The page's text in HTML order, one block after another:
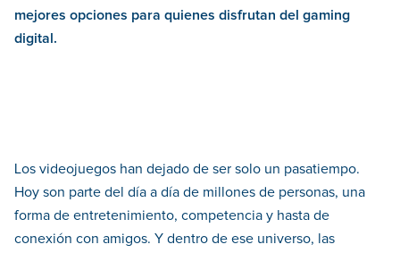
mejores opciones para quienes disfrutan del gaming
digital.
Los videojuegos han dejado de ser solo un pasatiempo.
Hoy son parte del día a día de millones de personas, una
forma de entretenimiento, competencia y hasta de
conexión con amigos. Y dentro de ese universo, las